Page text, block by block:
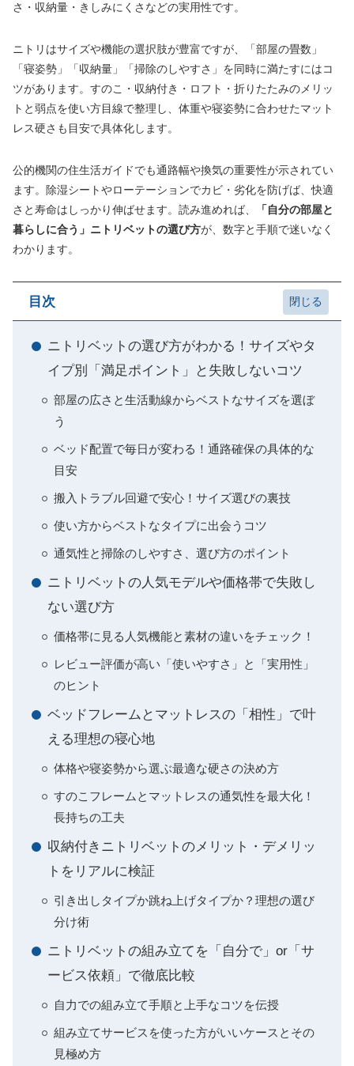
さ・収納量・きしみにくさなどの実用性です。
ニトリはサイズや機能の選択肢が豊富ですが、「部屋の畳数」
「寝姿勢」「収納量」「掃除のしやすさ」を同時に満たすにはコ
ツがあります。すのこ・収納付き・ロフト・折りたたみのメリッ
トと弱点を使い方目線で整理し、体重や寝姿勢に合わせたマット
レス硬さも目安で具体化します。
公的機関の住生活ガイドでも通路幅や換気の重要性が示されてい
ます。除湿シートやローテーションでカビ・劣化を防げば、快適
さと寿命はしっかり伸ばせます。読み進めれば、
「自分の部屋と
暮らしに合う」ニトリベットの選び方が、数字と手順で迷いなく
わかります。
目次
ニトリベットの選び方がわかる！サイズやタ
イプ別「満足ポイント」と失敗しないコツ
部屋の広さと生活動線からベストなサイズを選ぼ
う
ベッド配置で毎日が変わる！通路確保の具体的な
目安
搬入トラブル回避で安心！サイズ選びの裏技
使い方からベストなタイプに出会うコツ
通気性と掃除のしやすさ、選び方のポイント
ニトリベットの人気モデルや価格帯で失敗し
ない選び方
価格帯に見る人気機能と素材の違いをチェック！
レビュー評価が高い「使いやすさ」と「実用性」
のヒント
ベッドフレームとマットレスの「相性」で叶
える理想の寝心地
体格や寝姿勢から選ぶ最適な硬さの決め方
すのこフレームとマットレスの通気性を最大化！
長持ちの工夫
収納付きニトリベットのメリット・デメリッ
トをリアルに検証
引き出しタイプか跳ね上げタイプか？理想の選び
分け術
ニトリベットの組み立てを「自分で」or「サ
ービス依頼」で徹底比較
自力での組み立て手順と上手なコツを伝授
組み立てサービスを使った方がいいケースとその
見極め方